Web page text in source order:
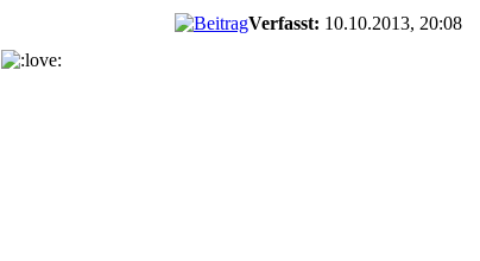
Verfasst: 10.10.2013, 20:08